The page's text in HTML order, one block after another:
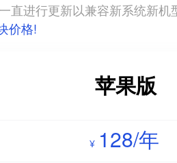
直进行更新以兼容新系统新机
价格!
苹果版
¥ 128/年